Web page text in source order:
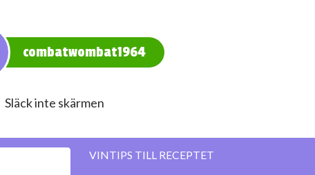
combatwombat1964
Släck inte skärmen
VINTIPS TILL RECEPTET